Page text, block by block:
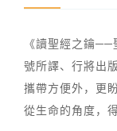
《讀聖經之鑰
號所譯、行將出
攜帶方便外，更
從生命的角度，